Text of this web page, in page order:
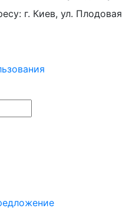
г. Киев, ул. Плодовая